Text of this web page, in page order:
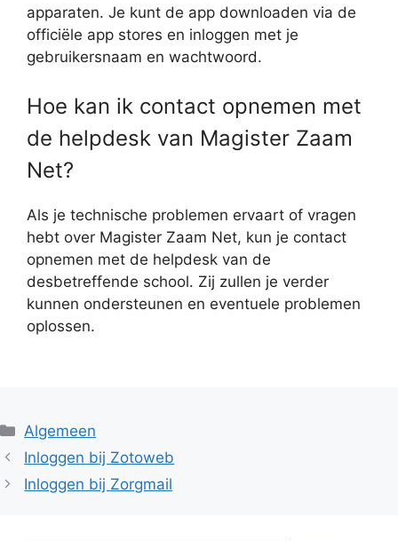
apparaten. Je kunt de app downloaden via de
officiële app stores en inloggen met je
gebruikersnaam en wachtwoord.
Hoe kan ik contact opnemen met
de helpdesk van Magister Zaam
Net?
Als je technische problemen ervaart of vragen
hebt over Magister Zaam Net, kun je contact
opnemen met de helpdesk van de
desbetreffende school. Zij zullen je verder
kunnen ondersteunen en eventuele problemen
oplossen.
Categorieën
Algemeen
Inloggen bij Zotoweb
Inloggen bij Zorgmail